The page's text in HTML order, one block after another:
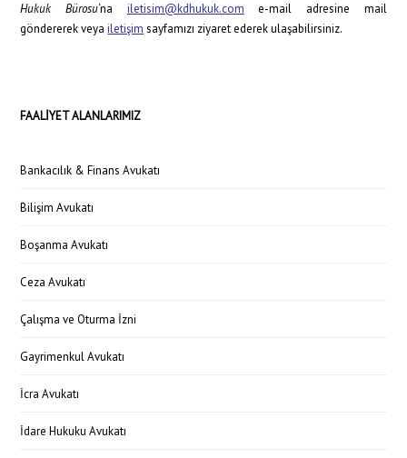
Hukuk Bürosu‘na iletisim@kdhukuk.com e-mail adresine mail
göndererek veyailetişim sayfamızı ziyaret ederek ulaşabilirsiniz.
FAALİYET ALANLARIMIZ
Bankacılık & Finans Avukatı
Bilişim Avukatı
Boşanma Avukatı
Ceza Avukatı
Çalışma ve Oturma İzni
Gayrimenkul Avukatı
İcra Avukatı
İdare Hukuku Avukatı